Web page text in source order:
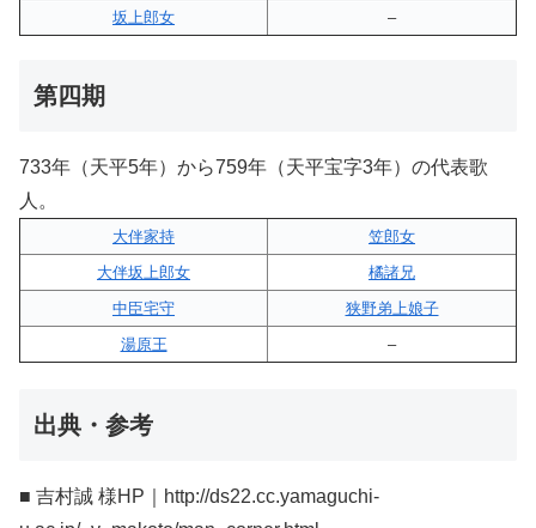
坂上郎女
–
第四期
733年（天平5年）から759年（天平宝字3年）の代表歌
人。
大伴家持
笠郎女
大伴坂上郎女
橘諸兄
中臣宅守
狭野弟上娘子
湯原王
–
出典・参考
■ 吉村誠 様HP｜http://ds22.cc.yamaguchi-